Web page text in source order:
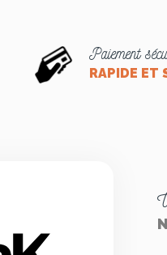
Paiement
RAPIDE ET